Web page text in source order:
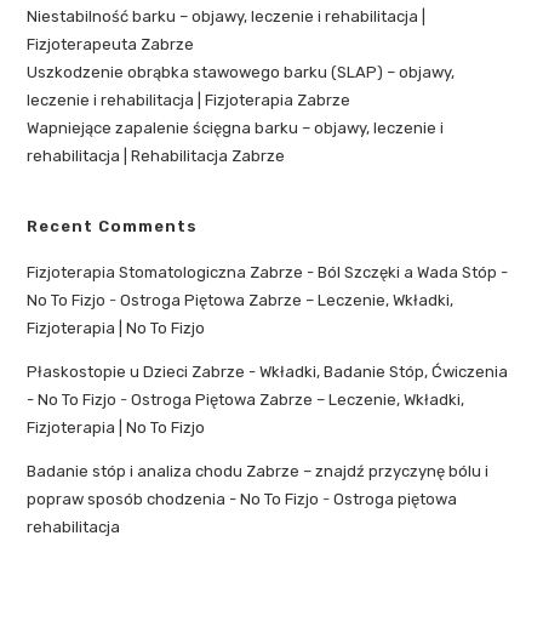
Niestabilność barku – objawy, leczenie i rehabilitacja |
Fizjoterapeuta Zabrze
Uszkodzenie obrąbka stawowego barku (SLAP) – objawy,
leczenie i rehabilitacja | Fizjoterapia Zabrze
Wapniejące zapalenie ścięgna barku – objawy, leczenie i
rehabilitacja | Rehabilitacja Zabrze
Recent Comments
Fizjoterapia Stomatologiczna Zabrze - Ból Szczęki a Wada Stóp -
No To Fizjo -Ostroga Piętowa Zabrze – Leczenie, Wkładki,
Fizjoterapia | No To Fizjo
Płaskostopie u Dzieci Zabrze - Wkładki, Badanie Stóp, Ćwiczenia
- No To Fizjo -Ostroga Piętowa Zabrze – Leczenie, Wkładki,
Fizjoterapia | No To Fizjo
Badanie stóp i analiza chodu Zabrze – znajdź przyczynę bólu i
popraw sposób chodzenia - No To Fizjo -Ostroga piętowa
rehabilitacja